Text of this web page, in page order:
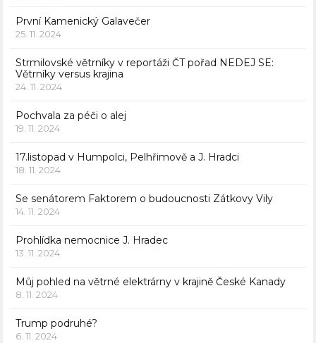
První Kamenický Galavečer
25. 11. 2024
Strmilovské větrníky v reportáži ČT pořad NEDEJ SE:
Větrníky versus krajina
24. 11. 2024
Pochvala za péči o alej
19. 11. 2024
17.listopad v Humpolci, Pelhřimově a J. Hradci
18. 11. 2024
Se senátorem Faktorem o budoucnosti Zátkovy Vily
14. 11. 2024
Prohlídka nemocnice J. Hradec
13. 11. 2024
Můj pohled na větrné elektrárny v krajině České Kanady
8. 11. 2024
Trump podruhé?
6. 11. 2024